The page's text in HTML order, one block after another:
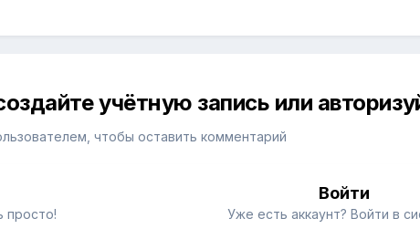
учётную запись или
чтобы оставить комментарий
просто!
Войти
Уже есть аккаунт? Войти в